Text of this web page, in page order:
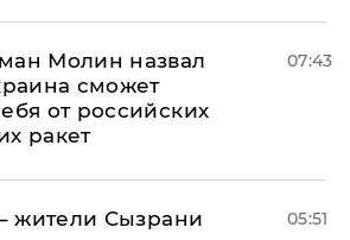
Молин назвал
сможет
от российских
ракет
07:43
жители Сызрани
05:51